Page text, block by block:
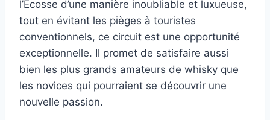
l’Écosse d’une manière inoubliable et luxueuse,
tout en évitant les pièges à touristes
conventionnels, ce circuit est une opportunité
exceptionnelle. Il promet de satisfaire aussi
bien les plus grands amateurs de whisky que
les novices qui pourraient se découvrir une
nouvelle passion.